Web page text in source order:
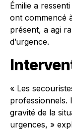
Émilie a
ont commencé
présent, a agi
d’urgence.
« Les
professionnels.
gravité de la
urgences, »